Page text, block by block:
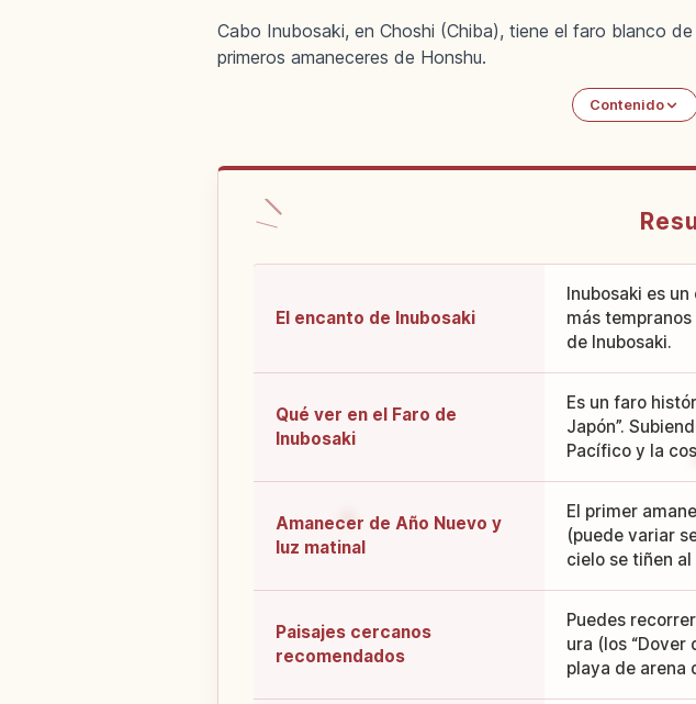
Cabo Inubosaki, en Choshi (Chiba), tiene el faro blanco
primeros amaneceres de Honshu.
Contenido
El encanto de Inubosaki
Inubosaki es
más
de Inubosaki.
Qué ver en el Faro de
Inubosaki
Es un faro
Japón”.
Pacífico y la
Amanecer de Año Nuevo y
luz matinal
El primer
(puede variar
cielo se tiñen al
Paisajes cercanos
recomendados
Puedes
ura (los
playa de arena